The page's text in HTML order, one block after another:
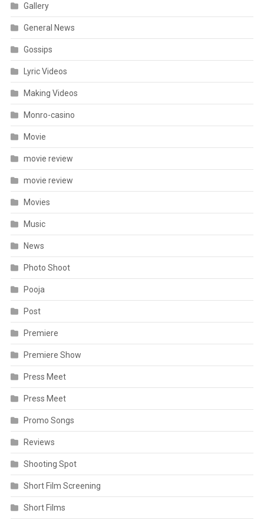
Gallery
General News
Gossips
Lyric Videos
Making Videos
Monro-casino
Movie
movie review
movie review
Movies
Music
News
Photo Shoot
Pooja
Post
Premiere
Premiere Show
Press Meet
Press Meet
Promo Songs
Reviews
Shooting Spot
Short Film Screening
Short Films